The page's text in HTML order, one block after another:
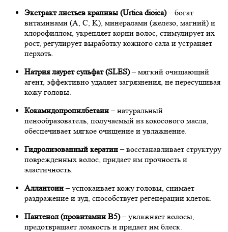
Экстракт листьев крапивы (Urtica dioica)– богат
витаминами (A, C, K), минералами (железо, магний) и
хлорофиллом, укрепляет корни волос, стимулирует их
рост, регулирует выработку кожного сала и устраняет
перхоть.
Натрия лаурет сульфат (SLES)– мягкий очищающий
агент, эффективно удаляет загрязнения, не пересушивая
кожу головы.
Кокамидопропилбетаин– натуральный
пенообразователь, получаемый из кокосового масла,
обеспечивает мягкое очищение и увлажнение.
Гидролизованный кератин– восстанавливает структуру
поврежденных волос, придает им прочность и
эластичность.
Аллантоин– успокаивает кожу головы, снимает
раздражение и зуд, способствует регенерации клеток.
Пантенол (провитамин B5)– увлажняет волосы,
предотвращает ломкость и придает им блеск.